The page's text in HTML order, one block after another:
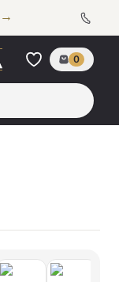
→
0